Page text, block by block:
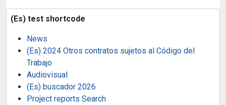
(Es) test shortcode
News
(Es) 2024 Otros contratos sujetos al Código del
Trabajo
Audiovisual
(Es) buscador 2026
Project reports Search